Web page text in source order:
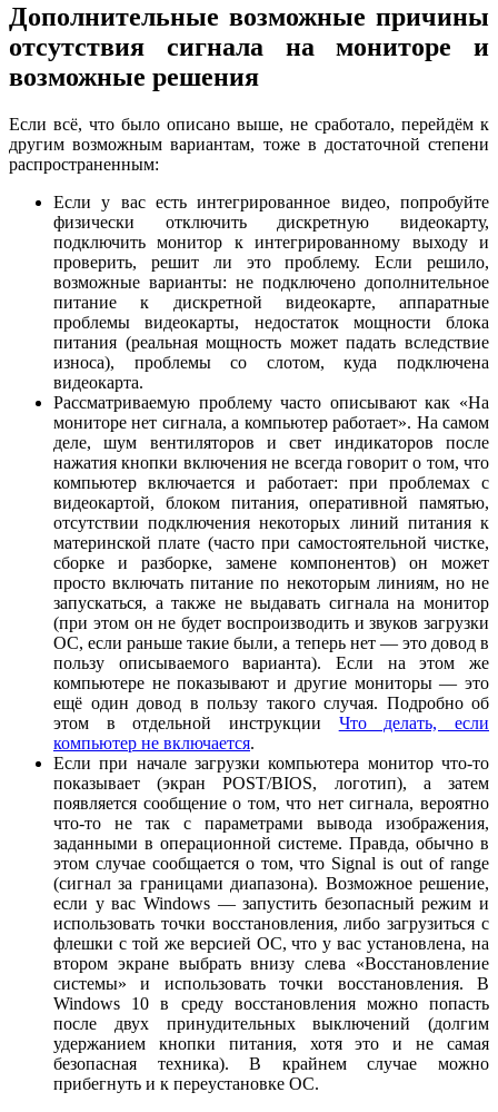
Дополнительные возможные причины
отсутствия сигнала на мониторе и
возможные решения
Если всё, что было описано выше, не сработало, перейдём к
другим возможным вариантам, тоже в достаточной степени
распространенным:
Если у вас есть интегрированное видео, попробуйте
физически отключить дискретную видеокарту,
подключить монитор к интегрированному выходу и
проверить, решит ли это проблему. Если решило,
возможные варианты: не подключено дополнительное
питание к дискретной видеокарте, аппаратные
проблемы видеокарты, недостаток мощности блока
питания (реальная мощность может падать вследствие
износа), проблемы со слотом, куда подключена
видеокарта.
Рассматриваемую проблему часто описывают как «На
мониторе нет сигнала, а компьютер работает». На самом
деле, шум вентиляторов и свет индикаторов после
нажатия кнопки включения не всегда говорит о том, что
компьютер включается и работает: при проблемах с
видеокартой, блоком питания, оперативной памятью,
отсутствии подключения некоторых линий питания к
материнской плате (часто при самостоятельной чистке,
сборке и разборке, замене компонентов) он может
просто включать питание по некоторым линиям, но не
запускаться, а также не выдавать сигнала на монитор
(при этом он не будет воспроизводить и звуков загрузки
ОС, если раньше такие были, а теперь нет — это довод в
пользу описываемого варианта). Если на этом же
компьютере не показывают и другие мониторы — это
ещё один довод в пользу такого случая. Подробно об
этом в отдельной инструкции Что делать, если
компьютер не включается.
Если при начале загрузки компьютера монитор что-то
показывает (экран POST/BIOS, логотип), а затем
появляется сообщение о том, что нет сигнала, вероятно
что-то не так с параметрами вывода изображения,
заданными в операционной системе. Правда, обычно в
этом случае сообщается о том, что Signal is out of range
(сигнал за границами диапазона). Возможное решение,
если у вас Windows — запустить безопасный режим и
использовать точки восстановления, либо загрузиться с
флешки с той же версией ОС, что у вас установлена, на
втором экране выбрать внизу слева «Восстановление
системы» и использовать точки восстановления. В
Windows 10 в среду восстановления можно попасть
после двух принудительных выключений (долгим
удержанием кнопки питания, хотя это и не самая
безопасная техника). В крайнем случае можно
прибегнуть и к переустановке ОС.